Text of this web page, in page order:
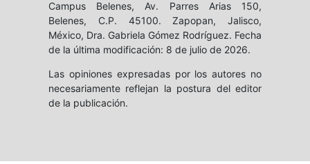
Campus Belenes, Av. Parres Arias 150,
Belenes, C.P. 45100. Zapopan, Jalisco,
México, Dra. Gabriela Gómez Rodríguez. Fecha
de la última modificación: 8 de julio de 2026.
Las opiniones expresadas por los autores no
necesariamente reflejan la postura del editor
de la publicación.